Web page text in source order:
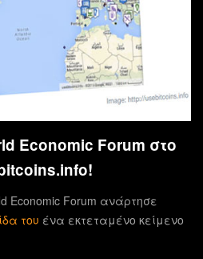
Economic Forum στο
Economic Forum ανάρτησε
του ένα εκτεταμένο κείμενο